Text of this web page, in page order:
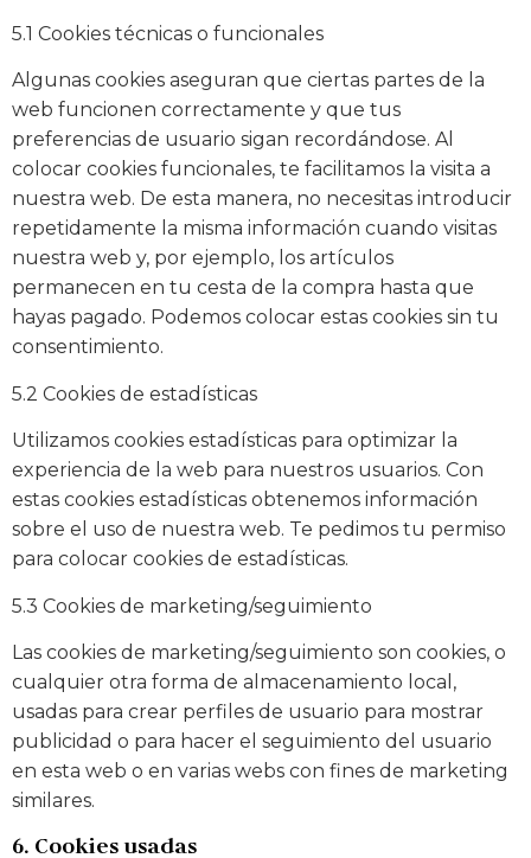
5.1 Cookies técnicas o funcionales
Algunas cookies aseguran que ciertas partes de la
web funcionen correctamente y que tus
preferencias de usuario sigan recordándose. Al
colocar cookies funcionales, te facilitamos la visita a
nuestra web. De esta manera, no necesitas introducir
repetidamente la misma información cuando visitas
nuestra web y, por ejemplo, los artículos
permanecen en tu cesta de la compra hasta que
hayas pagado. Podemos colocar estas cookies sin tu
consentimiento.
5.2 Cookies de estadísticas
Utilizamos cookies estadísticas para optimizar la
experiencia de la web para nuestros usuarios. Con
estas cookies estadísticas obtenemos información
sobre el uso de nuestra web. Te pedimos tu permiso
para colocar cookies de estadísticas.
5.3 Cookies de marketing/seguimiento
Las cookies de marketing/seguimiento son cookies, o
cualquier otra forma de almacenamiento local,
usadas para crear perfiles de usuario para mostrar
publicidad o para hacer el seguimiento del usuario
en esta web o en varias webs con fines de marketing
similares.
6. Cookies usadas